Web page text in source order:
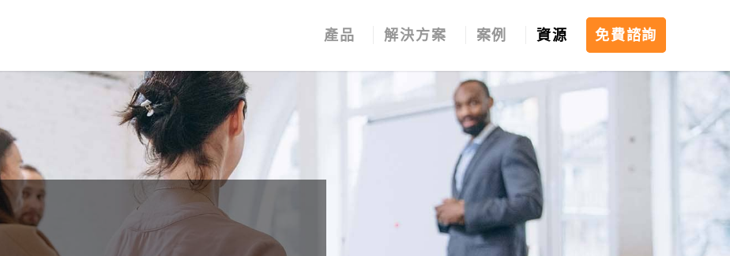
產品 解決方案 案例 資源 免費諮詢